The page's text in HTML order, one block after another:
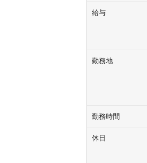
給与
勤務地
勤務時間
休日